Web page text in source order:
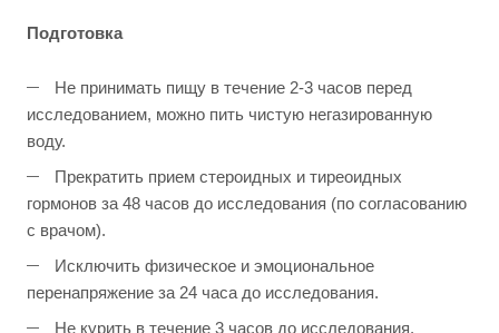
Подготовка
Не принимать пищу в течение 2-3 часов перед
исследованием, можно пить чистую негазированную
воду.
Прекратить прием стероидных и тиреоидных
гормонов за 48 часов до исследования (по согласованию
с врачом).
Исключить физическое и эмоциональное
перенапряжение за 24 часа до исследования.
Не курить в течение 3 часов до исследования.